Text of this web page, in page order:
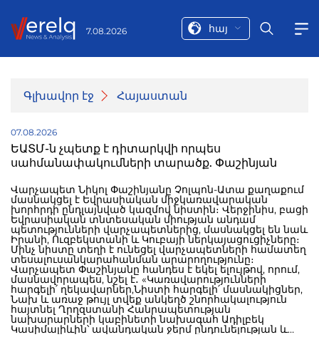
7.08.2026 հայ
Գլխավոր էջ Հայաստան
07.08.2026
ԵԱՏՄ-ն չպետք է դիտարկվի որպես
սահմանափակումների տարածք. Փաշինյան
Վարչապետ Նիկոլ Փաշինյանը Չոլպոն-Ատա քաղաքում
մասնակցել է Եվրասիական միջկառավարական
խորհրդի ընդլայնված կազմով նիստին։ Վերջինիս, բացի
Եվրասիական տնտեսական միության անդամ
պետությունների վարչապետներից, մասնակցել են նաև
Իրանի, Ուզբեկստանի և Կուբայի ներկայացուցիչները։
Մինչ նիստը տեղի է ունեցել վարչապետների համատեղ
տեսալուսանկարահանման արարողությունը։
Վարչապետ Փաշինյանը հանդես է եկել ելույթով, որում,
մասնավորապես, նշել է․ «Կառավարությունների
հարգելի՛ ղեկավարներ,Նիստի հարգելի՛ մասնակիցներ,
Նախ և առաջ թույլ տվեք անկեղծ շնորհակալություն
հայտնել Ղրղզստանի Հանրապետության
նախարարների կաբինետի նախագահ Ադիլբեկ
Կասիմալիևին՝ ավանդական ջերմ ընդունելության և